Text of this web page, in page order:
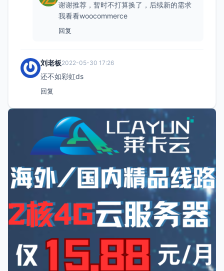
谢谢推荐，暂时不打算换了，后续新的需求
我看看woocommerce
回复
刘老板2022-05-30 17:26
还不如彩虹ds
回复